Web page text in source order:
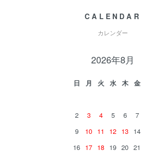
CALENDAR
カレンダー
2026年8月
日 月 火 水 木 金
2
3 4 5 6 7
9
10 11 12 13 14
16 17 18 19 20 21